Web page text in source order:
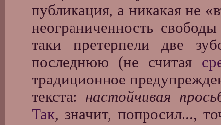
публикация, а никакая не
неограниченность
таки претерпели две
последнюю (не считая
традиционное
текста: настойчивая
Так, значит, попросил...,